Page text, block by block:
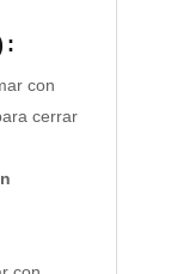
:
con
cerrar